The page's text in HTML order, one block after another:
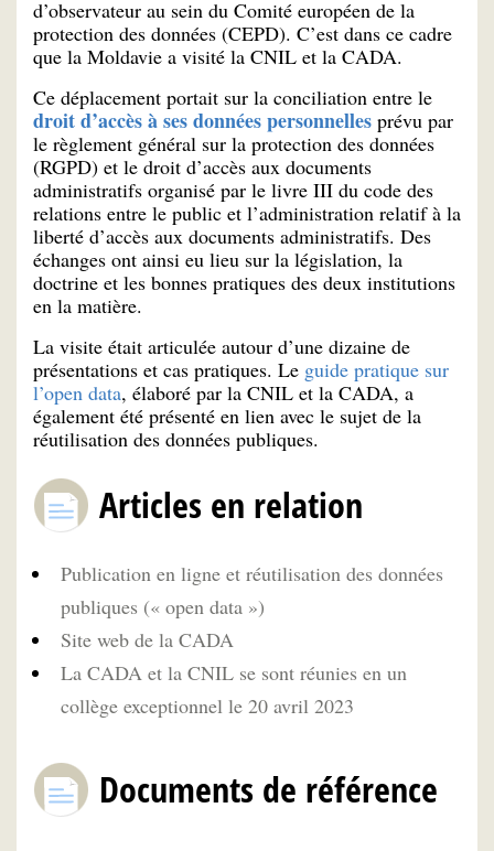
d’observateur au sein du Comité européen de la
protection des données (CEPD). C’est dans ce cadre
que la Moldavie a visité la CNIL et la CADA.
Ce déplacement portait sur la conciliation entre le
droit d’accès à ses données personnelles prévu par
le règlement général sur la protection des données
(RGPD) et le droit d’accès aux documents
administratifs organisé par le livre III du code des
relations entre le public et l’administration relatif à la
liberté d’accès aux documents administratifs. Des
échanges ont ainsi eu lieu sur la législation, la
doctrine et les bonnes pratiques des deux institutions
en la matière.
La visite était articulée autour d’une dizaine de
présentations et cas pratiques. Le guide pratique sur
l’open data, élaboré par la CNIL et la CADA, a
également été présenté en lien avec le sujet de la
réutilisation des données publiques.
Articles en relation
Publication en ligne et réutilisation des données
publiques (« open data »)
Site web de la CADA
La CADA et la CNIL se sont réunies en un
collège exceptionnel le 20 avril 2023
Documents de référence